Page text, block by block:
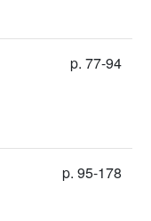
p. 77-94
p. 95-178